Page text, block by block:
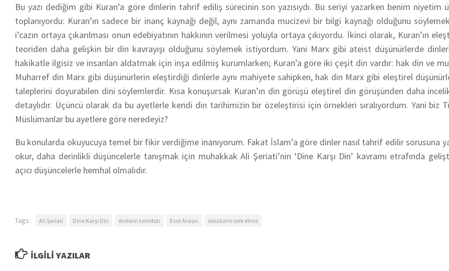
Bu yazı dediğim gibi Kuran’a göre dinlerin tahrif ediliş sürecinin son yazısıydı. Bu seriyi yazarken benim niyetim
toplanıyordu: Kuran’ın sadece bir inanç kaynağı değil, aynı zamanda mucizevi bir bilgi kaynağı olduğunu
i’cazın ortaya çıkarılması onun edebiyatının hakkının verilmesi yoluyla ortaya çıkıyordu. İkinci olarak, Kuran’ın
teoriden daha gelişkin bir din kavrayışı olduğunu söylemek istiyordum. Yani Marx gibi ateist düşünürlerde
hakikatle ilgisiz ve insanları aldatmak için inşa edilmiş kurumlarken; Kuran’a göre iki çeşit din vardır: hak din ve
Muharref din Marx gibi düşünürlerin eleştirdiği dinlerle aynı mahiyete sahipken, hak din Marx gibi eleştirel
taleplerini doyurabilen dini söylemlerdir. Kısa konuşursak Kuran’ın din görüşü eleştirel din görüşünden daha
detaylıdır. Üçüncü olarak da bu ayetlerle kendi din tarihimizin bir özeleştirisi için örnekleri sıralıyordum. Yani biz
Müslümanlar bu ayetlere göre neredeyiz?
Bu konularda okuyucuya temel bir fikir verdiğime inanıyorum. Fakat İslam’a göre dinler nasıl tahrif edilir sorusuna
okur, daha derinlikli düşüncelerle tanışmak için muhakkak Ali Şeriati’nin ‘Dine Karşı Din’ kavramı etrafında
açıcı düşüncelerle hemhal olmalıdır.
Tags: Ali Şeriati Dine Karşı Din dinlerin tahrifatı Esat Arslan idealizmi terk etme
İLGILI YAZILAR